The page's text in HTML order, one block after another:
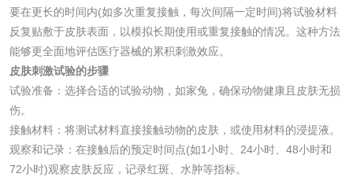
要在更长的时间内(如多次重复接触，每次间隔一定时间)将试验材料
反复贴敷于皮肤表面，以模拟长期使用或重复接触的情况。这种方法
能够更全面地评估医疗器械的累积刺激效应。
皮肤刺激试验的步骤
试验准备：选择合适的试验动物，如家兔，确保动物健康且皮肤无损
伤。
接触材料：将测试材料直接接触动物的皮肤，或使用材料的浸提液。
观察和记录：在接触后的预定时间点(如1小时、24小时、48小时和
72小时)观察皮肤反应，记录红斑、水肿等指标。
验
性试验
化妆品皮肤变态反
验
洗衣液检测 洗涤剂检测